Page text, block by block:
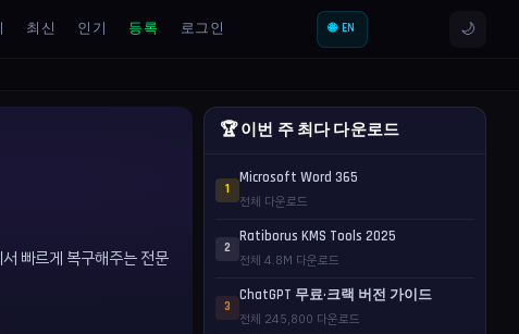
최신 인기 등록 로그인 🌐 EN 🌙
빠르게 복구해주는 전문
🏆 이번 주 최다 다운로드
1
Microsoft Word 365
전체 다운로드
2
Ratiborus KMS Tools 2025
전체 4.8M 다운로드
3
ChatGPT 무료·크랙 버전 가이드
전체 245,800 다운로드